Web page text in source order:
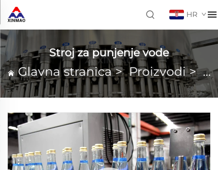
HR
Stroj za punjenje vode
Glavna stranica>Proizvodi>